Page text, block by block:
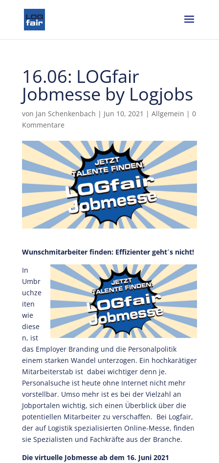
16.06: LOGfair
Jobmesse by Logjobs
von Jan Schenkenbach | Jun 10, 2021 | Allgemein | 0
Kommentare
Wunschmitarbeiter finden: Effizienter geht´s nicht!
In
Umbr
uchze
iten
wie
diese
n, ist
das Employer Branding und die Personalpolitik
einem starken Wandel unterzogen. Ein hochkarätiger
Mitarbeiterstab ist dabei wichtiger denn je.
Personalsuche ist heute ohne Internet nicht mehr
vorstellbar. Umso mehr ist es bei der Vielzahl an
Jobportalen wichtig, sich einen Überblick über die
potentiellen Mitarbeiter zu verschaffen. Bei Logfair,
der auf Logistik spezialisierten Online-Messe, finden
sie Spezialisten und Fachkräfte aus der Branche.
Die virtuelle Jobmesse ab dem 16. Juni 2021